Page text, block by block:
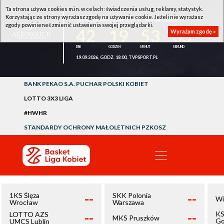
1KS ŚLĘZA WROCŁAW - LOTTO AZS UMCS LUBLIN
35
19.09.2026, GODZ. 18:00, TVPSPORT.PL
BANK PEKAO S.A. PUCHAR POLSKI KOBIET
LOTTO 3X3 LIGA
#HWHR
STANDARDY OCHRONY MAŁOLETNICH PZKOSZ
1KS Ślęza
Wrocław
--
LOTTO AZS
UMCS Lublin
--
SKK Polonia
Warszawa
--
MKS Pruszków --
Ta strona używa cookies m.in. w celach: świadczenia usług, reklamy, statystyk.
Korzystając ze strony wyrażasz zgodę na używanie cookie. Jeżeli nie wyrażasz
zgody powinieneś zmienić ustawienia swojej przeglądarki.
Wyrażam zgodę »